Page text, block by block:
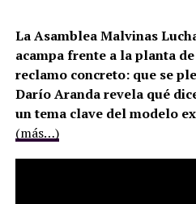
La Asamblea Malvinas
acampa frente a la planta
reclamo concreto: que se
Darío Aranda revela qué
un tema clave del modelo
(más…)